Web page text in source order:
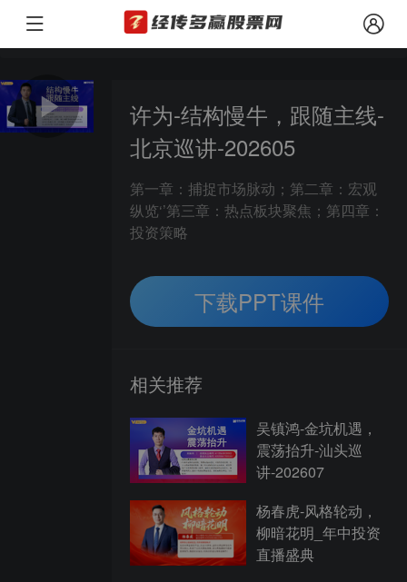
本文观点由经传多赢整理编辑，以上内容仅供参考和学习使用，不作为买卖依
许为-结构慢牛，跟随主线-
北京巡讲-202605
第一章：捕捉市场脉动；第二章：宏观
纵览‘’第三章：热点板块聚焦；第四章：
投资策略
下载PPT课件
相关推荐
吴镇鸿-金坑机遇，
震荡抬升-汕头巡
讲-202607
杨春虎-风格轮动，
柳暗花明_年中投资
直播盛典